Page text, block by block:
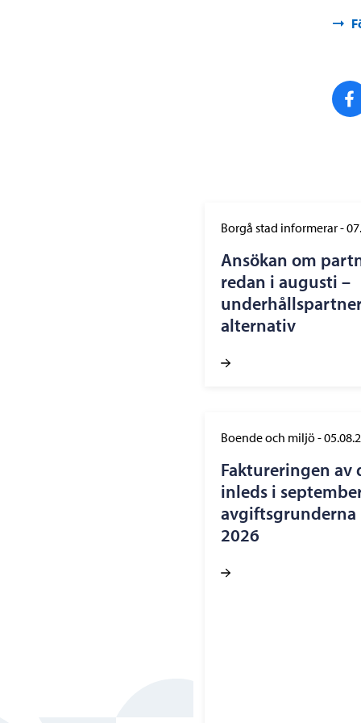
Borgå stad informerar-
Ansökan om
redan i augusti –
alternativ
Boende och miljö-
Faktureringen
inleds i
avgiftsgrunderna
2026